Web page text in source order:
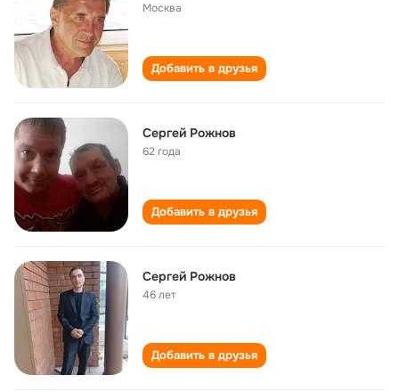
Москва
Добавить в друзья
Сергей Рожнов
62 года
Добавить в друзья
Сергей Рожнов
46 лет
Добавить в друзья